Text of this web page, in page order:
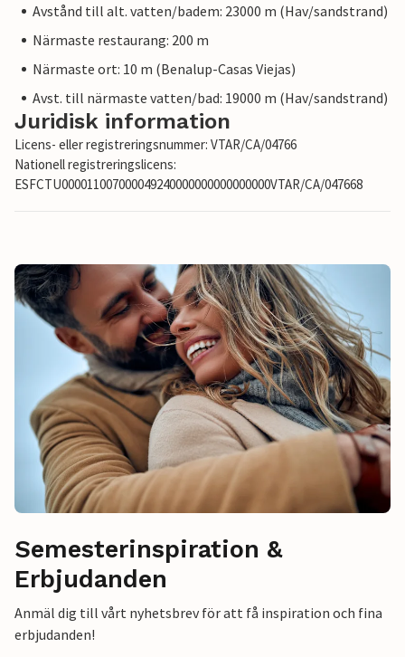
Avstånd till alt. vatten/badem: 23000 m (Hav/sandstrand)
Närmaste restaurang: 200 m
Närmaste ort: 10 m (Benalup-Casas Viejas)
Avst. till närmaste vatten/bad: 19000 m (Hav/sandstrand)
Juridisk information
Licens- eller registreringsnummer: VTAR/CA/04766
Nationell registreringslicens:
ESFCTU000011007000049240000000000000000VTAR/CA/047668
Semesterinspiration &
Erbjudanden
Anmäl dig till vårt nyhetsbrev för att få inspiration och fina
erbjudanden!